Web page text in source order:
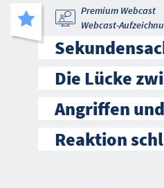
Premium Webcast
Webcast-
Die Lücke
Angriffen
Reaktion